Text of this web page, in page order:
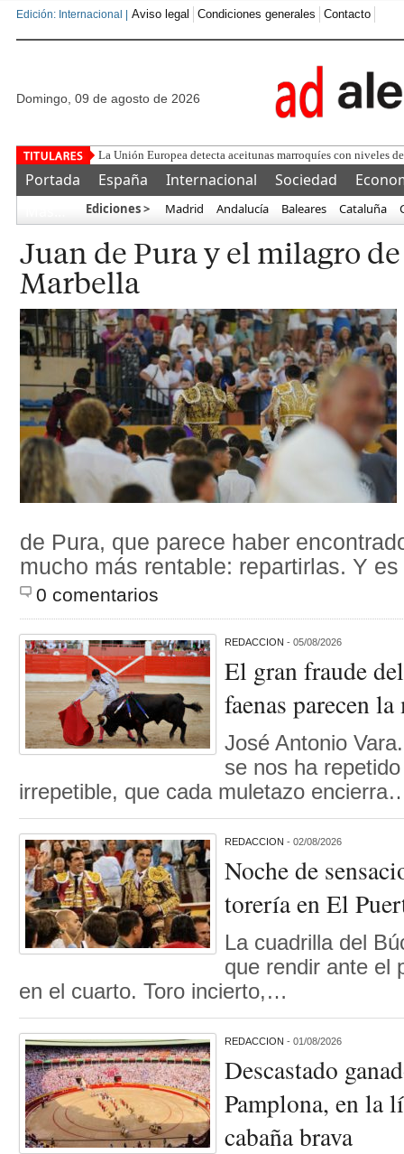
Edición: Internacional | Aviso legal Condiciones generales Contacto
domingo, 09 de agosto de 2026
Feroz ataque del separa
Portada España Internacional Sociedad
Ediciones > Madrid Andalucía Baleares Cataluña
Juan de Pura y el milagro
Marbella
de Pura, que parece haber
mucho más rentable: repartirlas. Y
0 comentarios
REDACCION - 05/08/2026
El gran fraude
faenas parecen
José Antonio
se nos ha
irrepetible, que cada muletazo
REDACCION - 02/08/2026
Noche de
torería en El
La cuadrilla del
que rendir ante el
en el cuarto. Toro incierto,…
REDACCION - 01/08/2026
Descastado
Pamplona, en la
cabaña brava